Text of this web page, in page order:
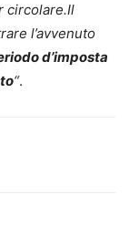
circolare.Il
l’avvenuto
d’imposta
“.